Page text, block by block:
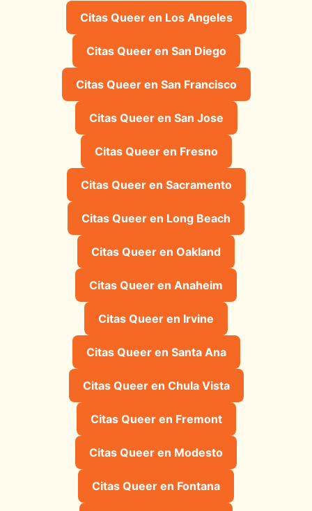
Citas Queer en Los Angeles
Citas Queer en San Diego
Citas Queer en San Francisco
Citas Queer en San Jose
Citas Queer en Fresno
Citas Queer en Sacramento
Citas Queer en Long Beach
Citas Queer en Oakland
Citas Queer en Anaheim
Citas Queer en Irvine
Citas Queer en Santa Ana
Citas Queer en Chula Vista
Citas Queer en Fremont
Citas Queer en Modesto
Citas Queer en Fontana